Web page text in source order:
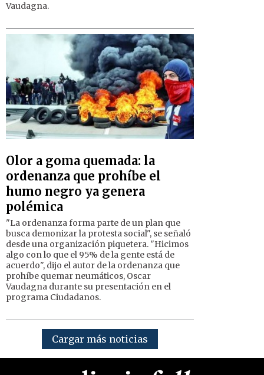
Vaudagna.
Olor a goma quemada: la
ordenanza que prohíbe el
humo negro ya genera
polémica
"La ordenanza forma parte de un plan que
busca demonizar la protesta social", se señaló
desde una organización piquetera. "Hicimos
algo con lo que el 95% de la gente está de
acuerdo", dijo el autor de la ordenanza que
prohíbe quemar neumáticos, Oscar
Vaudagna durante su presentación en el
programa Ciudadanos.
Cargar más noticias